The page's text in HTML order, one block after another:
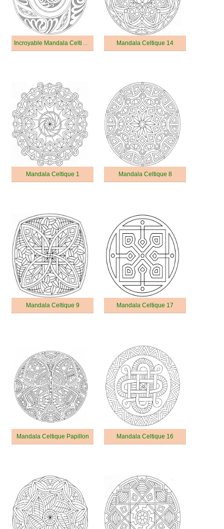
Incroyable Mandala Celtique Mandala Celtique 14
Mandala Celtique 1 Mandala Celtique 8
Mandala Celtique 9 Mandala Celtique 17
Mandala Celtique Papillon Mandala Celtique 16